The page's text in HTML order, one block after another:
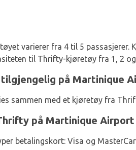
varierer fra 4 til 5 passasjerer.
til Thrifty-kjøretøy fra 1, 2
på Martinique
sammen med et kjøretøy fra
på Martinique Airport
betalingskort: Visa og